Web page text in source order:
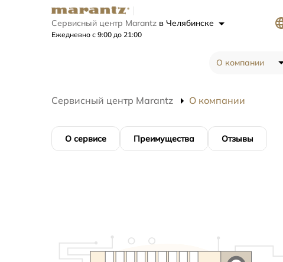
Сервисный центр Marantz в Челябинске
Ежедневно с 9:00 до 21:00
О компании
Сервисный центр Marantz О компании
О сервисе Преимущества Отзывы